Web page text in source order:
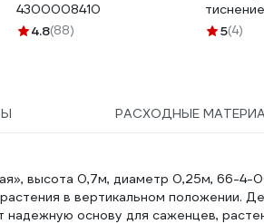
4300008410
4.8(88)
5(4)
РАСХОДНЫЕ
высота 0,7м, диаметр 0,25м, 66-4-
в вертикальном положении.
основу для саженцев,